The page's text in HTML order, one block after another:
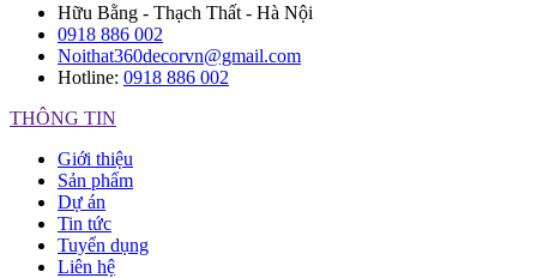
Hữu Bằng - Thạch Thất - Hà Nội
0918 886 002
Noithat360decorvn@gmail.com
Hotline: 0918 886 002
THÔNG TIN
Giới thiệu
Sản phẩm
Dự án
Tin tức
Tuyển dụng
Liên hệ